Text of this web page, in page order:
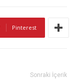
Pinterest
Sonraki İçerik